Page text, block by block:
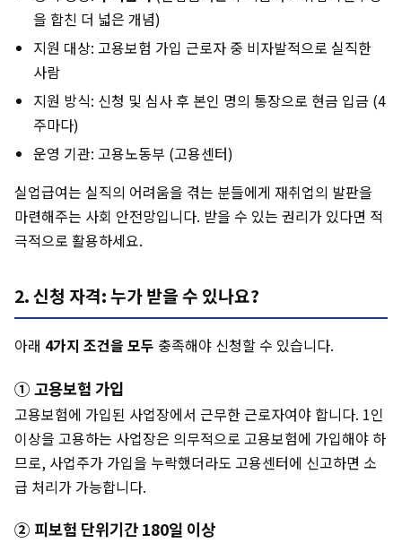
을 합친 더 넓은 개념)
지원 대상: 고용보험 가입 근로자 중 비자발적으로 실직한
사람
지원 방식: 신청 및 심사 후 본인 명의 통장으로 현금 입금 (4
주마다)
운영 기관: 고용노동부 (고용센터)
실업급여는 실직의 어려움을 겪는 분들에게 재취업의 발판을
마련해주는 사회 안전망입니다. 받을 수 있는 권리가 있다면 적
극적으로 활용하세요.
2. 신청 자격: 누가 받을 수 있나요?
아래 4가지 조건을 모두 충족해야 신청할 수 있습니다.
① 고용보험 가입
고용보험에 가입된 사업장에서 근무한 근로자여야 합니다. 1인
이상을 고용하는 사업장은 의무적으로 고용보험에 가입해야 하
므로, 사업주가 가입을 누락했더라도 고용센터에 신고하면 소
급 처리가 가능합니다.
② 피보험 단위기간 180일 이상